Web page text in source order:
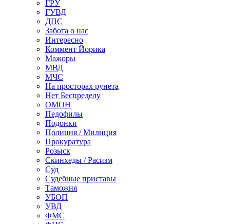
ГРУ
ГУВД
ДПС
Забота о нас
Интересно
Коммент Йорика
Мажоры
МВД
МЧС
На просторах рунета
Нет Беспределу
ОМОН
Педофилы
Подонки
Полиция / Милиция
Прокуратура
Розыск
Скинхеды / Расизм
Суд
Судебные приставы
Таможня
УБОП
УВД
ФМС